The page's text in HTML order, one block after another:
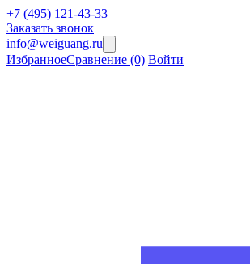
+7 (495) 121-43-33
Заказать звонок
info@weiguang.ru
ИзбранноеСравнение (0) Войти